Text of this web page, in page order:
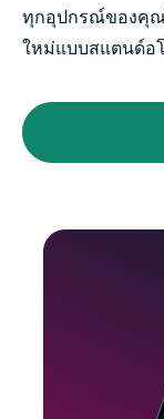
ทุกอุปกรณ์ของคุณ
ใหม่แบบสแตนด์อ